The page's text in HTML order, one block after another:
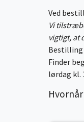
Ved
Vi
vigtigt, at
Bestilling
Finder
lørdag kl.